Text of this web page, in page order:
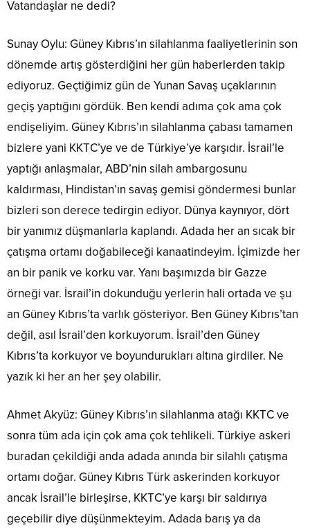
Vatandaşlar ne dedi?
Sunay Oylu: Güney Kıbrıs’ın silahlanma faaliyetlerinin son
dönemde artış gösterdiğini her gün haberlerden takip
ediyoruz. Geçtiğimiz gün de Yunan Savaş uçaklarının
geçiş yaptığını gördük. Ben kendi adıma çok ama çok
endişeliyim. Güney Kıbrıs’ın silahlanma çabası tamamen
bizlere yani KKTC’ye ve de Türkiye’ye karşıdır. İsrail’le
yaptığı anlaşmalar, ABD’nin silah ambargosunu
kaldırması, Hindistan’ın savaş gemisi göndermesi bunlar
bizleri son derece tedirgin ediyor. Dünya kaynıyor, dört
bir yanımız düşmanlarla kaplandı. Adada her an sıcak bir
çatışma ortamı doğabileceği kanaatindeyim. İçimizde her
an bir panik ve korku var. Yanı başımızda bir Gazze
örneği var. İsrail’in dokunduğu yerlerin hali ortada ve şu
an Güney Kıbrıs’ta varlık gösteriyor. Ben Güney Kıbrıs’tan
değil, asıl İsrail’den korkuyorum. İsrail’den Güney
Kıbrıs’ta korkuyor ve boyundurukları altına girdiler. Ne
yazık ki her an her şey olabilir.
Ahmet Akyüz: Güney Kıbrıs’ın silahlanma atağı KKTC ve
sonra tüm ada için çok ama çok tehlikeli. Türkiye askeri
buradan çekildiği anda adada anında bir silahlı çatışma
ortamı doğar. Güney Kıbrıs Türk askerinden korkuyor
ancak İsrail’le birleşirse, KKTC’ye karşı bir saldırıya
geçebilir diye düşünmekteyim. Adada barış ya da